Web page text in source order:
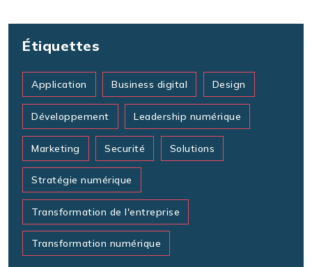
Étiquettes
Application Business digital Design
Développement Leadership numérique
Marketing Securité Solutions
Stratégie numérique
Transformation de l'entreprise
Transformation numérique